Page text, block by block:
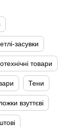
засувки
товари
Тени
взуттєві